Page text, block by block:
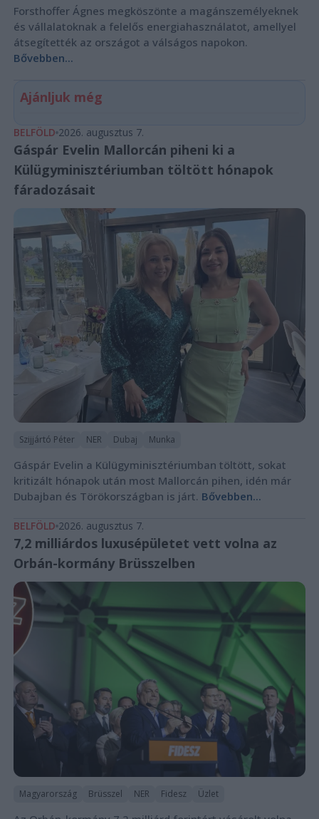
Forsthoffer Ágnes megköszönte a magánszemélyeknek
és vállalatoknak a felelős energiahasználatot, amellyel
átsegítették az országot a válságos napokon.
Bővebben...
Ajánljuk még
BELFÖLD 2026. augusztus 7.
Gáspár Evelin Mallorcán piheni ki a
Külügyminisztériumban töltött hónapok
fáradozásait
Szijjártó Péter NER Dubaj Munka
Gáspár Evelin a Külügyminisztériumban töltött, sokat
kritizált hónapok után most Mallorcán pihen, idén már
Dubajban és Törökországban is járt. Bővebben...
BELFÖLD 2026. augusztus 7.
7,2 milliárdos luxusépületet vett volna az
Orbán-kormány Brüsszelben
Magyarország Brüsszel NER Fidesz Üzlet